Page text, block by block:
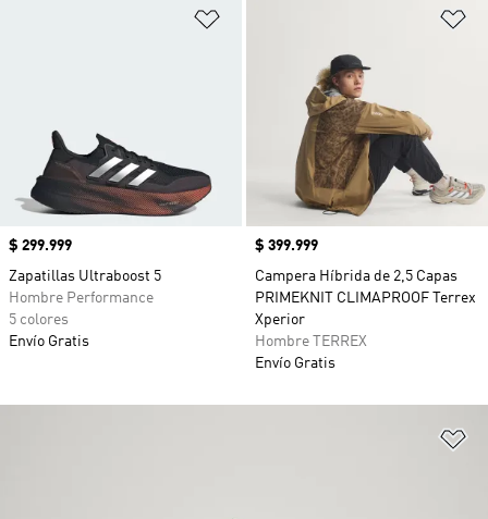
Precio
$ 299.999
Zapatillas Ultraboost 5
Hombre Performance
5 colores
Envío Gratis
Precio
$ 399.999
Campera Híbrida de 2,5 Capas
PRIMEKNIT CLIMAPROOF Terrex
Xperior
Hombre TERREX
Envío Gratis